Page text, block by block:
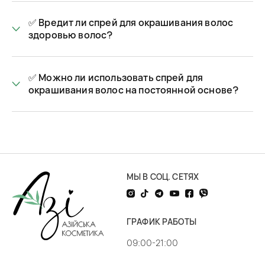
Краска продается в удобном баллончике, имеет легкую
текстуру, что облегчает нанесение и равномерное
прикорневую зону, не переживая за здоровье кожи головы.
для создания ярких акцентов, выделения прядей или
эффектом. Он легко смывается с помощью шампуня,
поэтому, как правило, используется для экспериментов с
образом или для изменения внешности к определенному
событию.
Какие образы удобно создавать с помощью спрей-краски
Компактная, удобная в использовании «пшикалка»
идеально подходит в ситуациях, когда нужно:
✅ Вредит ли спрей для окрашивания волос
здоровью волос?
✅ Можно ли использовать спрей для
окрашивания волос на постоянной основе?
МЫ В СОЦ. СЕТЯХ
ГРАФИК РАБОТЫ
09:00-21:00